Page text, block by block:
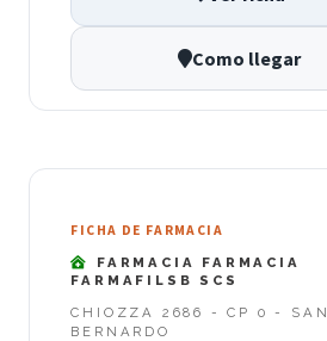
Como llegar
FICHA DE FARMACIA
FARMACIA FARMACIA
FARMAFILSB SCS
CHIOZZA 2686 - CP 0 - SAN
BERNARDO